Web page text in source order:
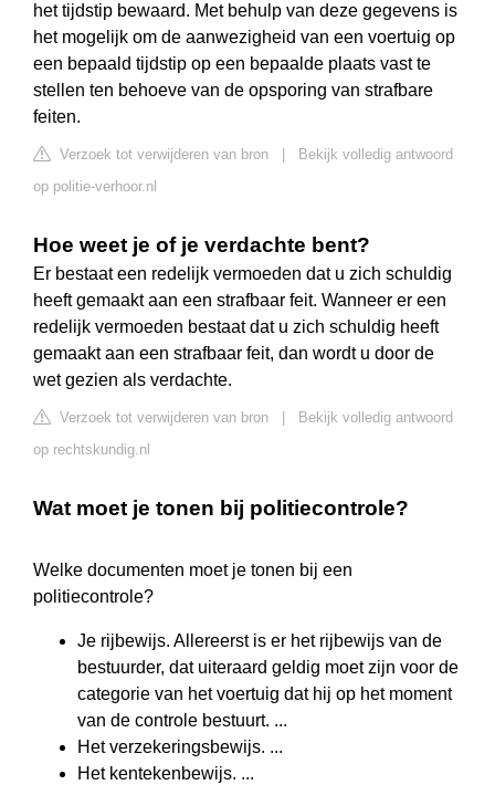
het tijdstip bewaard. Met behulp van deze gegevens is
het mogelijk om de aanwezigheid van een voertuig op
een bepaald tijdstip op een bepaalde plaats vast te
stellen ten behoeve van de opsporing van strafbare
feiten.
Verzoek tot verwijderen van bron
Bekijk volledig antwoord
op politie-verhoor.nl
Hoe weet je of je verdachte bent?
Er bestaat een redelijk vermoeden dat u zich schuldig
heeft gemaakt aan een strafbaar feit. Wanneer er een
redelijk vermoeden bestaat dat u zich schuldig heeft
gemaakt aan een strafbaar feit, dan wordt u door de
wet gezien als verdachte.
Verzoek tot verwijderen van bron
Bekijk volledig antwoord
op rechtskundig.nl
Wat moet je tonen bij politiecontrole?
Welke documenten moet je tonen bij een
politiecontrole?
Je rijbewijs. Allereerst is er het rijbewijs van de
bestuurder, dat uiteraard geldig moet zijn voor de
categorie van het voertuig dat hij op het moment
van de controle bestuurt. ...
Het verzekeringsbewijs. ...
Het kentekenbewijs. ...